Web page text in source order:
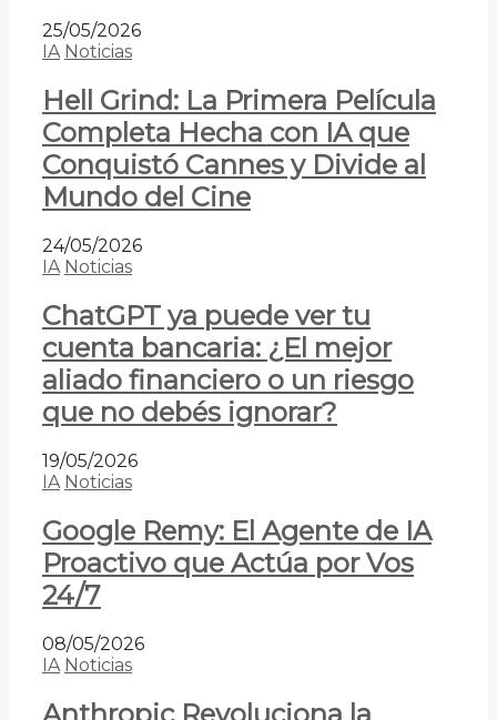
25/05/2026
IA Noticias
Hell Grind: La Primera Película
Completa Hecha con IA que
Conquistó Cannes y Divide al
Mundo del Cine
24/05/2026
IA Noticias
ChatGPT ya puede ver tu
cuenta bancaria: ¿El mejor
aliado financiero o un riesgo
que no debés ignorar?
19/05/2026
IA Noticias
Google Remy: El Agente de IA
Proactivo que Actúa por Vos
24/7
08/05/2026
IA Noticias
Anthropic Revoluciona la